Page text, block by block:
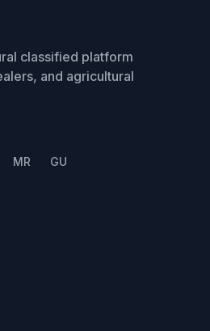
classified platform
and agricultural
MR GU